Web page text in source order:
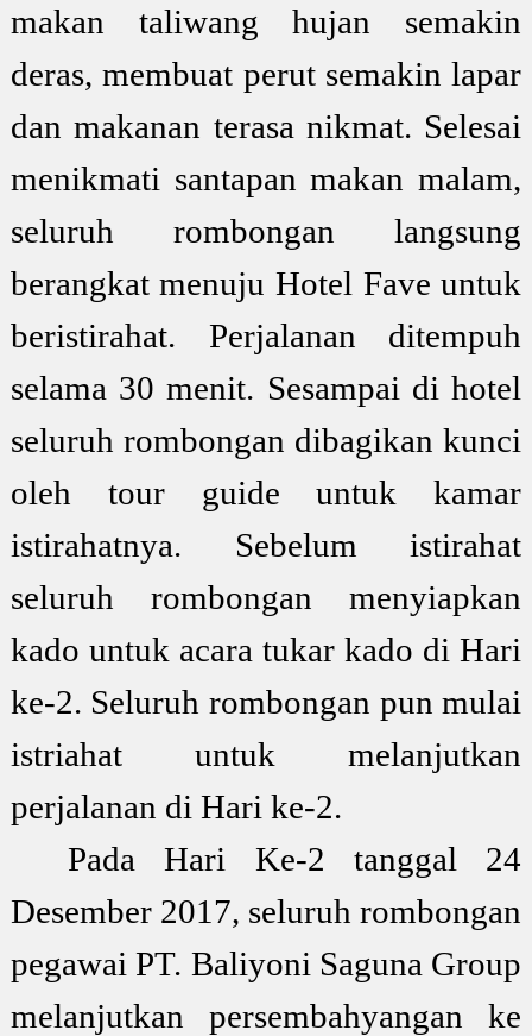
makan taliwang hujan semakin
deras, membuat perut semakin lapar
dan makanan terasa nikmat. Selesai
menikmati santapan makan malam,
seluruh rombongan langsung
berangkat menuju Hotel Fave untuk
beristirahat. Perjalanan ditempuh
selama 30 menit. Sesampai di hotel
seluruh rombongan dibagikan kunci
oleh tour guide untuk kamar
istirahatnya. Sebelum istirahat
seluruh rombongan menyiapkan
kado untuk acara tukar kado di Hari
ke-2. Seluruh rombongan pun mulai
istriahat untuk melanjutkan
perjalanan di Hari ke-2.
Pada Hari Ke-2 tanggal 24
Desember 2017, seluruh rombongan
pegawai PT. Baliyoni Saguna Group
melanjutkan persembahyangan ke